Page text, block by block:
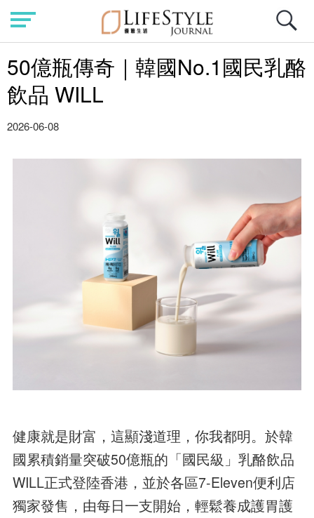
50億瓶傳奇｜韓國No.1國民乳酪
飲品 WILL
2026-06-08
健康就是財富，這顯淺道理，你我都明。於韓
國累積銷量突破50億瓶的「國民級」乳酪飲品
WILL正式登陸香港，並於各區7-Eleven便利店
獨家發售，由每日一支開始，輕鬆養成護胃護